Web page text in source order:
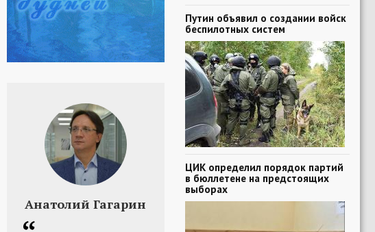
Анатолий Гагарин
Путин объявил о создании войск
беспилотных систем
ЦИК определил порядок партий
в бюллетене на предстоящих
выборах